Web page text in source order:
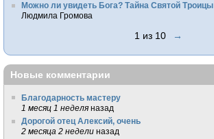
Можно ли увидеть Бога? Тайна Святой Троицы
Людмила Громова
1 из 10 →
Новые комментарии
Благодарность мастеру
1 месяц 1 неделя назад
Дорогой отец Алексий, очень
2 месяца 2 недели назад